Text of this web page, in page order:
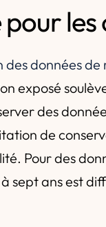
des données
exposé
des
de
Pour des
sept ans est